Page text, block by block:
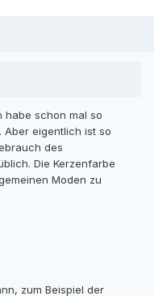
habe schon mal so
Aber eigentlich ist so
des
Die Kerzenfarbe
Moden zu
zum Beispiel der